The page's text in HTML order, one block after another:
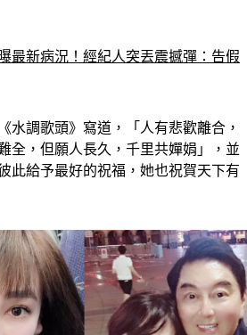
水調歌頭》寫道，「人有悲歡離合，
全，但願人長久，千里共嬋娟」，並
此給予最好的祝福，她也祝賀天下有